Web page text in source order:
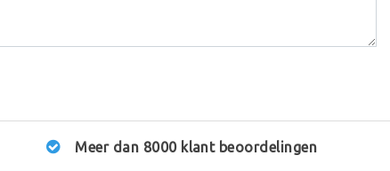
Meer dan 8000 klant beoordelingen